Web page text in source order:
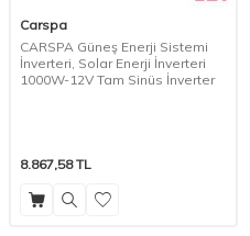
Carspa
CARSPA Güneş Enerji Sistemi
İnverteri, Solar Enerji İnverteri
1000W-12V Tam Sinüs İnverter
8.867,58TL